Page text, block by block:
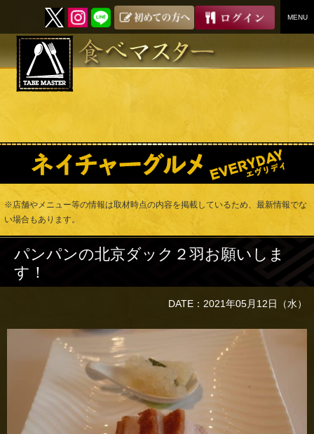
MENU
SKIP
※店舗やメニュー等の情報は取材時点の内容を掲載しているため、最新情報でな
い場合もあります。
パンパンの北京ダック２羽お願いしま
す！
DATE：2021年05月12日（水）